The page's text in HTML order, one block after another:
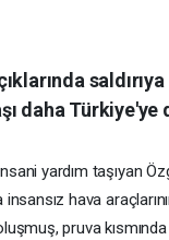
daha Türkiye'ye
yardım taşıyan
insansız hava
pruva